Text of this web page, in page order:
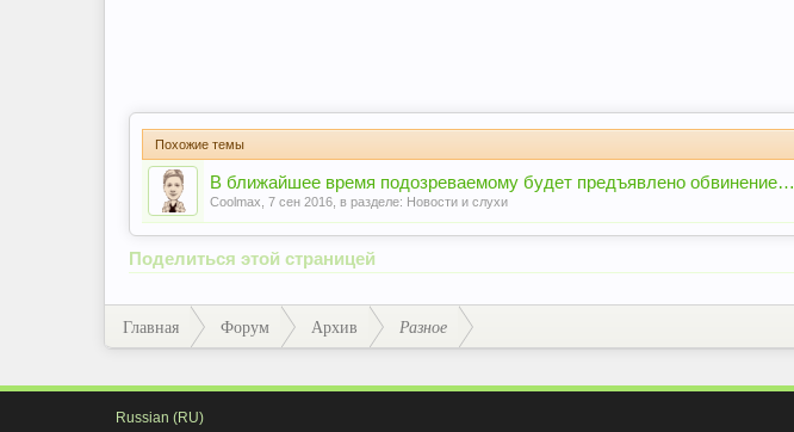
Похожие темы
В ближайшее время подозреваемому будет предъявлено обвинение…
Coolmax 7 сен 2016 , в разделе: Новости и слухи
Поделиться этой страницей
Главная Форум Архив Разное
Russian (RU)